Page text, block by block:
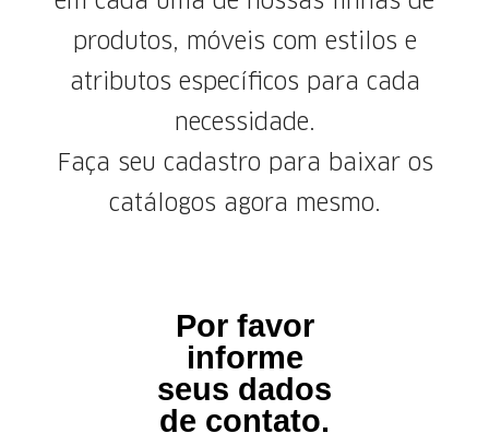
produtos, móveis com estilos e
atributos específicos para cada
necessidade.
Faça seu cadastro para baixar os
catálogos agora mesmo.
Por favor
informe
seus dados
de contato.